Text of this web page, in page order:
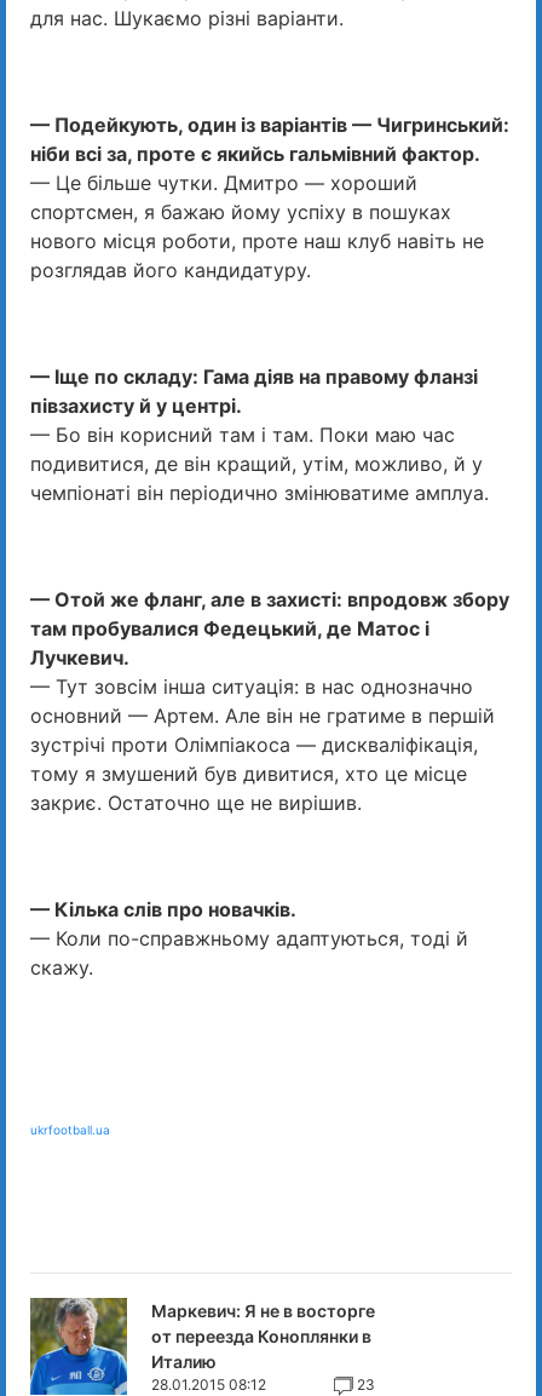
для нас. Шукаємо різні варіанти.
— Подейкують, один із варіантів — Чигринський:
ніби всі за, проте є якийсь гальмівний фактор.
— Це більше чутки. Дмитро — хороший
спортсмен, я бажаю йому успіху в пошуках
нового місця роботи, проте наш клуб навіть не
розглядав його кандидатуру.
— Іще по складу: Гама діяв на правому фланзі
півзахисту й у центрі.
— Бо він корисний там і там. Поки маю час
подивитися, де він кращий, утім, можливо, й у
чемпіонаті він періодично змінюватиме амплуа.
— Отой же фланг, але в захисті: впродовж збору
там пробувалися Федецький, де Матос і
Лучкевич.
— Тут зовсім інша ситуація: в нас однозначно
основний — Артем. Але він не гратиме в першій
зустрічі проти Олімпіакоса — дискваліфікація,
тому я змушений був дивитися, хто це місце
закриє. Остаточно ще не вирішив.
— Кілька слів про новачків.
— Коли по-справжньому адаптуються, тоді й
скажу.
ukrfootball.ua
Маркевич: Я не в восторге
от переезда Коноплянки в
Италию
28.01.2015 08:12 23